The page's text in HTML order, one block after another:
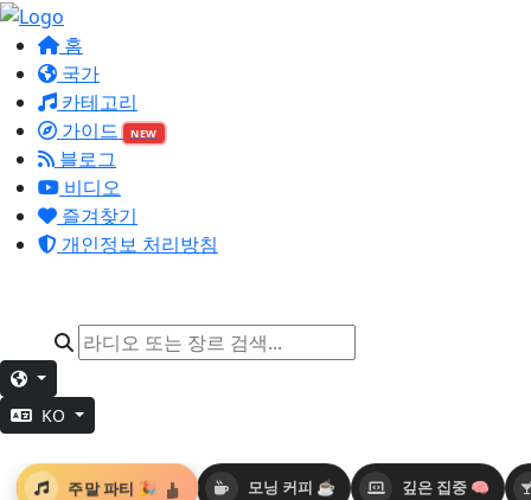
홈
국가
카테고리
가이드
NEW
블로그
비디오
즐겨찾기
개인정보 처리방침
KO
모닝 커피 ☕ 깊은 집중 🧠
주말 파티 🎉